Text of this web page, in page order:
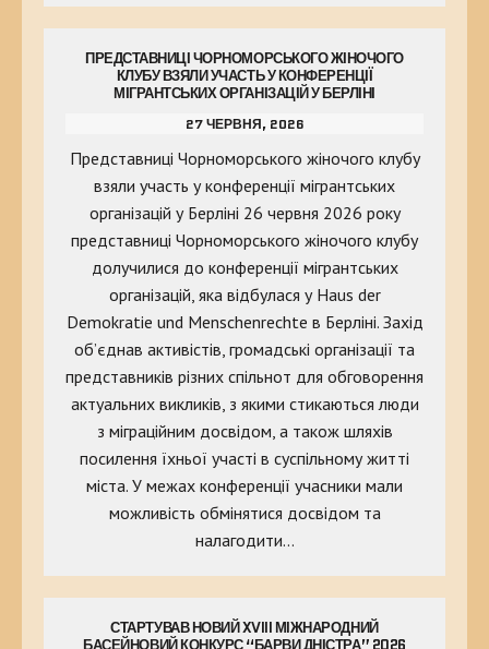
ПРЕДСТАВНИЦІ ЧОРНОМОРСЬКОГО ЖІНОЧОГО
КЛУБУ ВЗЯЛИ УЧАСТЬ У КОНФЕРЕНЦІЇ
МІГРАНТСЬКИХ ОРГАНІЗАЦІЙ У БЕРЛІНІ
27 ЧЕРВНЯ, 2026
Представниці Чорноморського жіночого клубу
взяли участь у конференції мігрантських
організацій у Берліні 26 червня 2026 року
представниці Чорноморського жіночого клубу
долучилися до конференції мігрантських
організацій, яка відбулася у Haus der
Demokratie und Menschenrechte в Берліні. Захід
об’єднав активістів, громадські організації та
представників різних спільнот для обговорення
актуальних викликів, з якими стикаються люди
з міграційним досвідом, а також шляхів
посилення їхньої участі в суспільному житті
міста. У межах конференції учасники мали
можливість обмінятися досвідом та
налагодити…
СТАРТУВАВ НОВИЙ XVIII МІЖНАРОДНИЙ